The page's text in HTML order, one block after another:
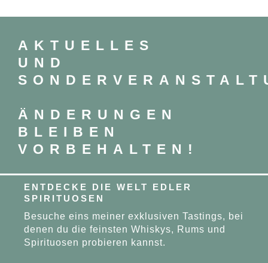
AKTUELLES
UND
ÄNDERUNGEN
BLEIBEN
VORBEHALTEN!
ENTDECKE DIE WELT EDLER
SPIRITUOSEN
Besuche eins meiner exklusiven Tastings, bei
denen du die feinsten Whiskys, Rums und
Spirituosen probieren kannst.